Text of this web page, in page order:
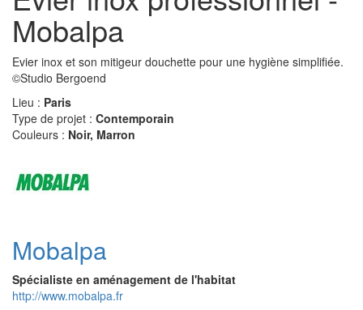
Mobalpa
Evier inox et son mitigeur douchette pour une hygiène simplifiée.
©Studio Bergoend
Lieu : Paris
Type de projet : Contemporain
Couleurs : Noir, Marron
Mobalpa
Spécialiste en aménagement de l'habitat
http://www.mobalpa.fr